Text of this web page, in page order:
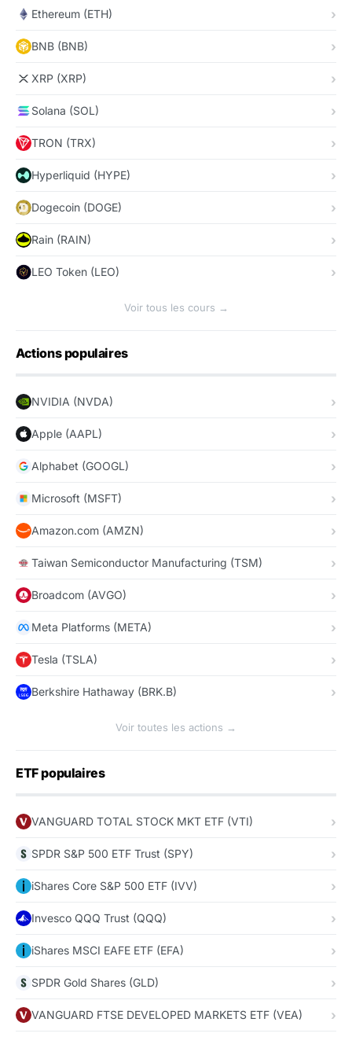
Ethereum (ETH)
BNB (BNB)
XRP (XRP)
Solana (SOL)
TRON (TRX)
Hyperliquid (HYPE)
Dogecoin (DOGE)
Rain (RAIN)
LEO Token (LEO)
Voir tous les cours →
Actions populaires
NVIDIA (NVDA)
Apple (AAPL)
Alphabet (GOOGL)
Microsoft (MSFT)
Amazon.com (AMZN)
Taiwan Semiconductor Manufacturing (TSM)
Broadcom (AVGO)
Meta Platforms (META)
Tesla (TSLA)
Berkshire Hathaway (BRK.B)
Voir toutes les actions →
ETF populaires
VANGUARD TOTAL STOCK MKT ETF (VTI)
SPDR S&P 500 ETF Trust (SPY)
iShares Core S&P 500 ETF (IVV)
Invesco QQQ Trust (QQQ)
iShares MSCI EAFE ETF (EFA)
SPDR Gold Shares (GLD)
VANGUARD FTSE DEVELOPED MARKETS ETF (VEA)